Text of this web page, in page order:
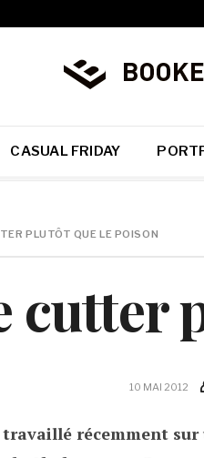
CASUAL FRIDAY
PLUTÔT QUE LE POISON
cutter
10 MAI 2012
travaillé récemment